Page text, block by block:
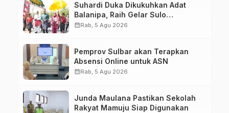
Suhardi Duka Dikukuhkan Adat
Balanipa, Raih Gelar Sulo
Tappidena
calendar_monthRab, 5 Agu 2026
Pemprov Sulbar akan Terapkan
Absensi Online untuk ASN
calendar_monthRab, 5 Agu 2026
Junda Maulana Pastikan Sekolah
Rakyat Mamuju Siap Digunakan